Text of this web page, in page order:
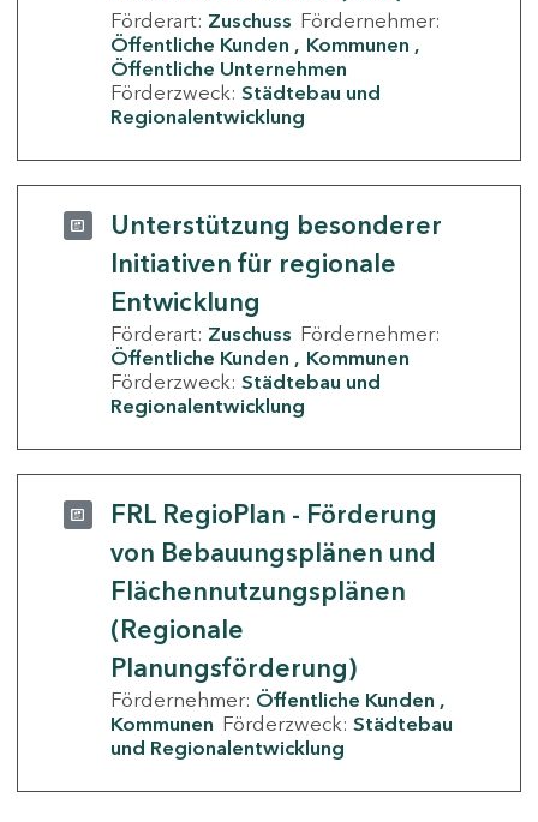
Förderart: Zuschuss Fördernehmer:
Öffentliche Kunden
Kommunen
Öffentliche Unternehmen
Förderzweck: Städtebau und
Regionalentwicklung
Unterstützung besonderer
Initiativen für regionale
Entwicklung
Förderart: Zuschuss Fördernehmer:
Öffentliche Kunden
Kommunen
Förderzweck: Städtebau und
Regionalentwicklung
FRL RegioPlan - Förderung
von Bebauungsplänen und
Flächennutzungsplänen
(Regionale
Planungsförderung)
Fördernehmer: Öffentliche Kunden
Kommunen Förderzweck: Städtebau
und Regionalentwicklung